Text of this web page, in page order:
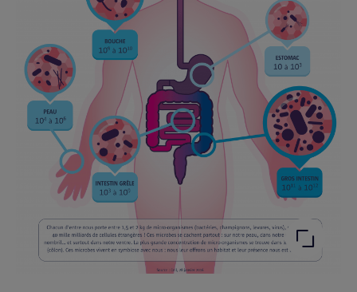
Agrandir
l'image